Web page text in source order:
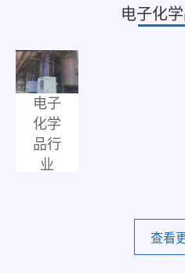
电子化
电子
化学
品行
业
查看